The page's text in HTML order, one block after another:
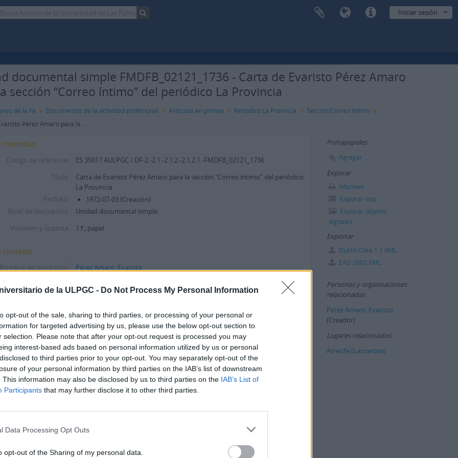
de la ULPGC - Do Not Process My Personal Information
opt-out of the sale, sharing to third parties, or processing of your personal or
for targeted advertising by us, please use the below opt-out section to
selection. Please note that after your opt-out request is processed you may
interest-based ads based on personal information utilized by us or personal
to third parties prior to your opt-out. You may separately opt-out of the
of your personal information by third parties on the IAB’s list of downstream
This information may also be disclosed by us to third parties on the IAB’s List of
Participants that may further disclose it to other third parties.
Data Processing Opt Outs
opt-out of the Sharing of my personal data.
Iniciar sesión
documental simple FMDFB_02121_1736 - Carta de Evaristo Pérez Amaro
sección “Correo íntimo” del periódico La Provincia
de la Fe Documentos de la actividad profesional Artículos en prensa Periódico La Provincia
Sección Correo Íntimo
Carta de Evaristo Pérez Amaro para la sección “Correo íntimo” del periódico La Provincia
identidad
Código de referencia
ES 35017 AULPGC / DF-2.-2.1.-2.1.2.-2.1.2.1.-FMDFB_02121_1736
Título
Carta de Evaristo Pérez Amaro para la sección “Correo íntimo” del periódico
La Provincia
Fecha(s)
1972-07-03 (Creación)
Nivel de descripción
Unidad documental simple
Volumen y soporte
1 f.; papel
contexto
Nombre del productor
Pérez Amaro, Evaristo
Historia archivística
María Dolores de la Fe Bonilla (Las Palmas de Gran Canaria, 05 de septiembre
vinculada a la cultura de las Islas, relacionándose con figuras como Néstor
Álamo, Pepe Dámaso o Juan... »
Origen del ingreso o
transferencia
Tras el fallecimiento de María Dolores de la Fe en el año 2012, la familia
acepta la donación de su importante fondo documental, que es recibido por
el Archivo de la Universidad de Las Palmas de Gran Canaria, sito en el
Campus Universitario de Tafira, ... »
contenido y estructura
Alcance y contenido
Carta de Evaristo Pérez Amaro para la sección “Correo íntimo” del periódico
programación
Portapapeles
Agregar
Exporar
Informes
Explorar lista
Explorar objetos
digitales
Exportar
Dublin Core 1.1 XML
EAD 2002 XML
Personas y organizaciones
relacionadas
Pérez Amaro, Evaristo
(Creador)
Lugares relacionados
Arrecife (Lanzarote)